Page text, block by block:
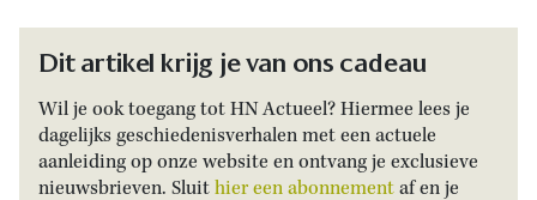
Dit artikel krijg je van ons cadeau
Wil je ook toegang tot HN Actueel? Hiermee lees je
dagelijks geschiedenisverhalen met een actuele
aanleiding op onze website en ontvang je exclusieve
nieuwsbrieven. Sluithier een abonnementaf en je